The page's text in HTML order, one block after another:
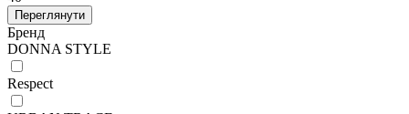
Переглянути
Бренд
DONNA STYLE
Respect